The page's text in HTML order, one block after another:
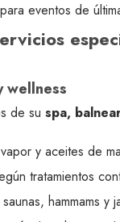
eventos de
wellness
de su spa,
y aceites de
tratamientos
hammams y